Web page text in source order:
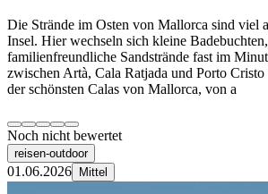
Die Strände im Osten von Mallorca sind viel
Insel. Hier wechseln sich kleine
familienfreundliche Sandstrände fast im
zwischen Artà, Cala Ratjada und Porto
der schönsten Calas von Mallorca, von a
Noch nicht bewertet
reisen-outdoor
01.06.2026 Mittel